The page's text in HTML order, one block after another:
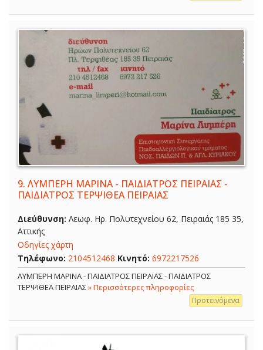
9. ΛΥΜΠΕΡΗ ΜΑΡΙΝΑ - ΠΑΙΔΙΑΤΡΟΣ ΠΕΙΡΑΙΑΣ -
ΠΑΙΔΙΑΤΡΟΣ ΤΕΡΨΙΘΕΑ ΠΕΙΡΑΙΑΣ
Διεύθυνση: Λεωφ. Ηρ. Πολυτεχνείου 62, Πειραιάς 185 35,
Αττικής
Οδηγίες χάρτη
Τηλέφωνο: 2104512468 Κινητό: 6972217526
ΛΥΜΠΕΡΗ ΜΑΡΙΝΑ - ΠΑΙΔΙΑΤΡΟΣ ΠΕΙΡΑΙΑΣ - ΠΑΙΔΙΑΤΡΟΣ
ΤΕΡΨΙΘΕΑ ΠΕΙΡΑΙΑΣ» Περισσότερες πληροφορίες
Προτεινόμενα